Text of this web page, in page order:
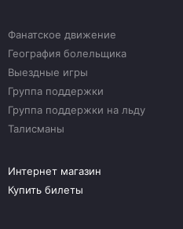
Фанатское движение
География болельщика
Выездные игры
Группа поддержки
Группа поддержки на льду
Талисманы
Интернет магазин
Купить билеты